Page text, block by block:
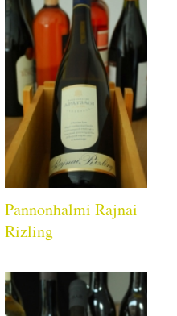
Pannonhalmi Rajnai
Rizling